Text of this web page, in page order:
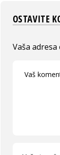
OSTAVITE
Vaša